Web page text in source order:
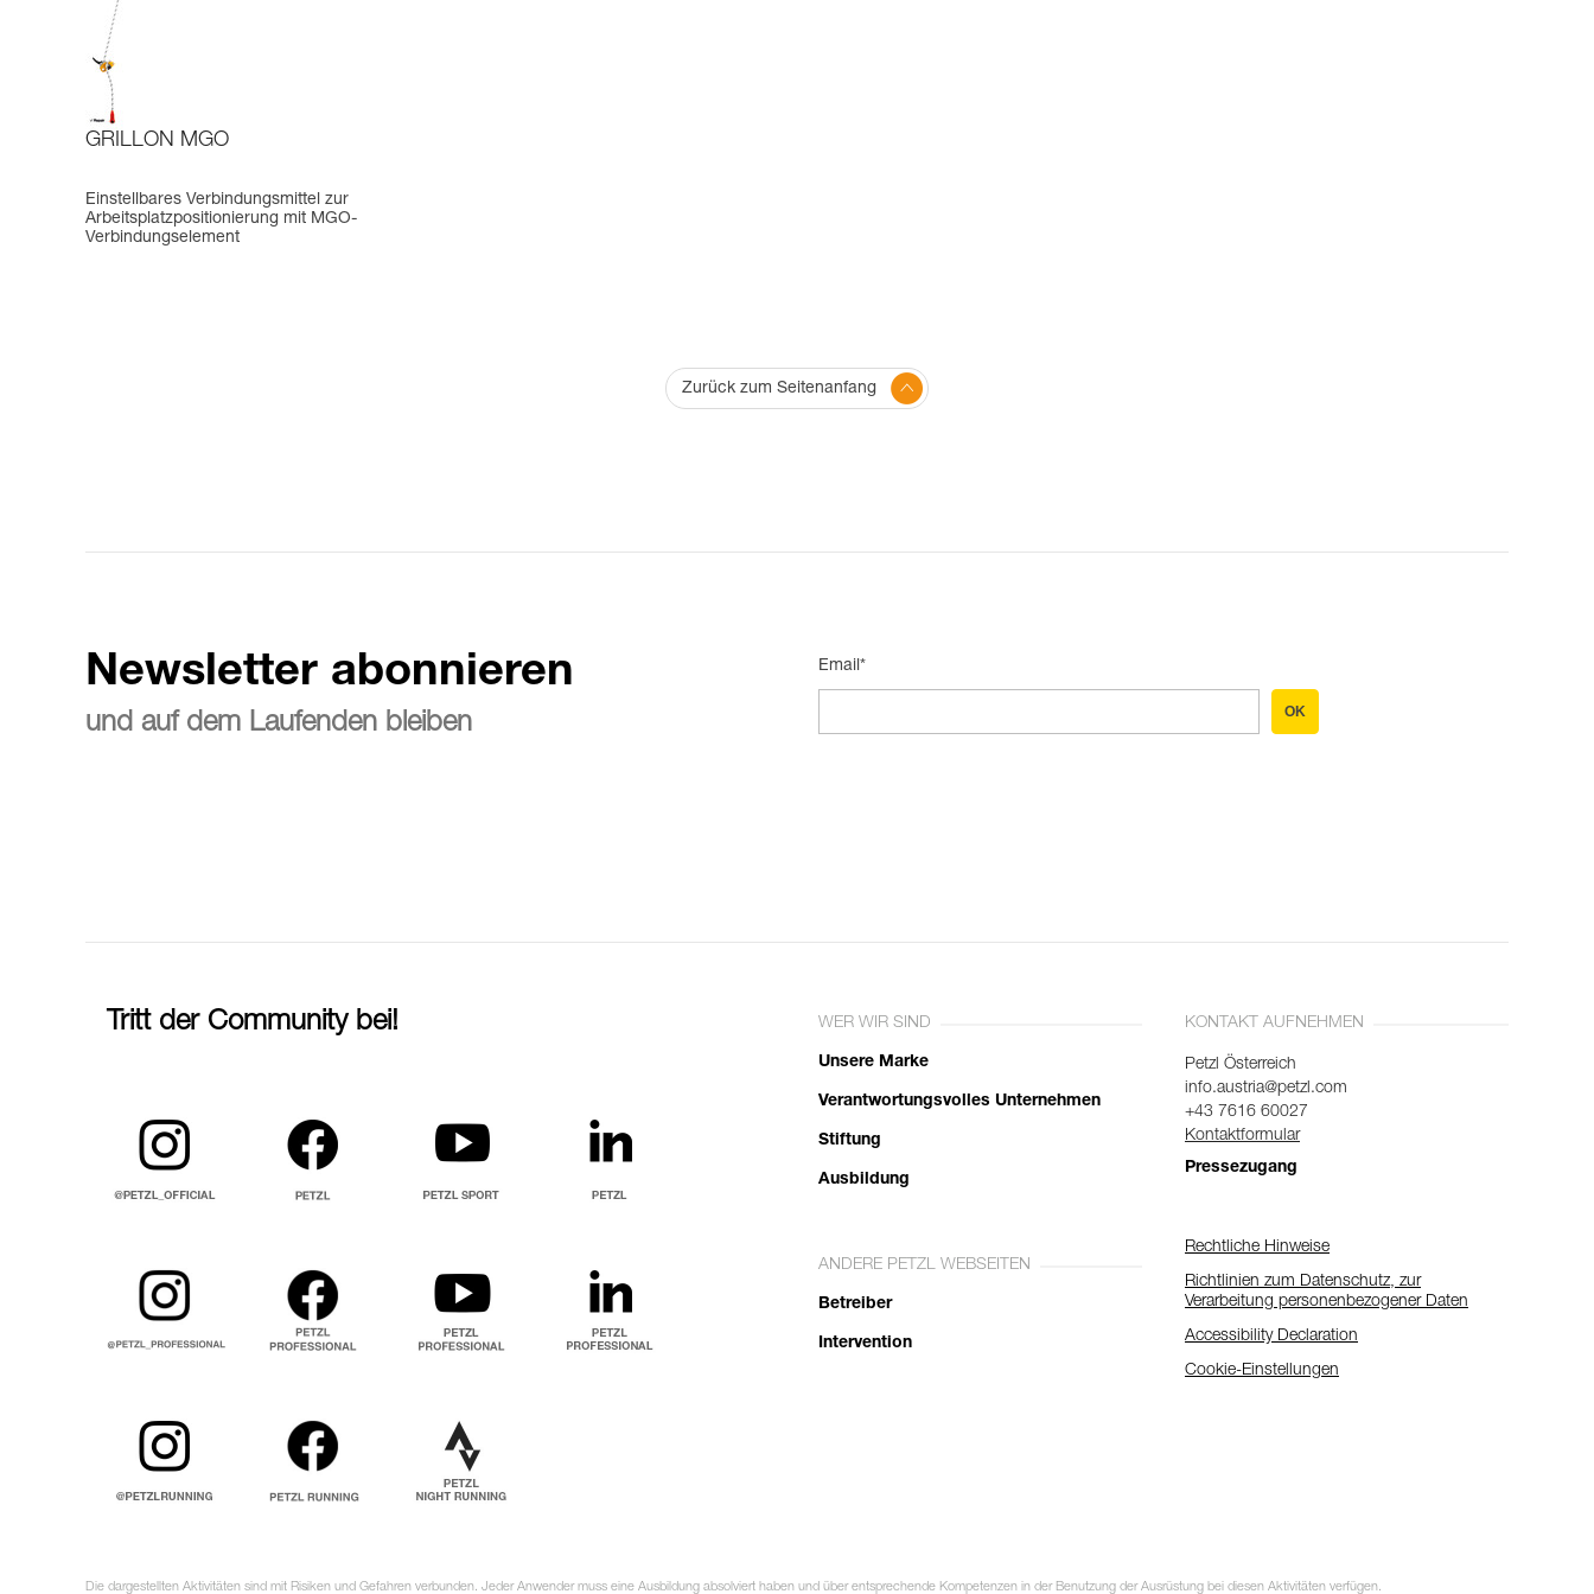
GRILLON MGO
Einstellbares Verbindungsmittel zur
Arbeitsplatzpositionierung mit MGO-
Verbindungselement
Zurück zum Seitenanfang
Newsletter abonnieren
und auf dem Laufenden bleiben
Email*
OK
Tritt der Community bei! WER WIR SIND
Unsere Marke
Verantwortungsvolles Unternehmen
Stiftung
Ausbildung
ANDERE PETZL WEBSEITEN
Betreiber
Intervention
KONTAKT AUFNEHMEN
Petzl Österreich
info.austria@petzl.com
+43 7616 60027
Kontaktformular
Pressezugang
Rechtliche Hinweise
Richtlinien zum Datenschutz, zur
Verarbeitung personenbezogener Daten
Accessibility Declaration
Cookie-Einstellungen
Die dargestellten Aktivitäten sind mit Risiken und Gefahren verbunden. Jeder Anwender muss eine Ausbildung absolviert haben und über entsprechende Kompetenzen in der Benutzung der Ausrüstung bei diesen Aktivitäten verfügen.